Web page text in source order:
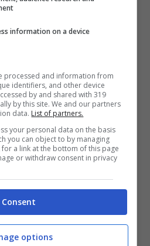
squadra. Intelligenza
più forti al
un poco di grinta in più
fuoriclasse assoluto.
continuo: il leone
maschera mostrando
balbettii dello scorso
stati fatti progressi: negli
ha dimostrato di saper
squadra. Ora gli serve
Si è smarrito allo ‘Stamfod
lo ha colpito nella gara di
stagione, ha restituito
information on a device
processed and information from
identifiers, and other device
by and shared with 319
by this site. We and our partners
data. List of partners.
your personal data on the basis
you can object to by managing
a link at the bottom of this page
or withdraw consent in privacy
Consent
options